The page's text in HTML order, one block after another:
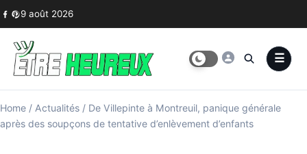
Skip to content
9 août 2026
Home / Actualités / De Villepinte à Montreuil, panique générale
après des soupçons de tentative d’enlèvement d’enfants